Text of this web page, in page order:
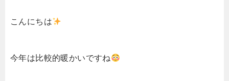
こんにちは
今年は比較的暖かいですね